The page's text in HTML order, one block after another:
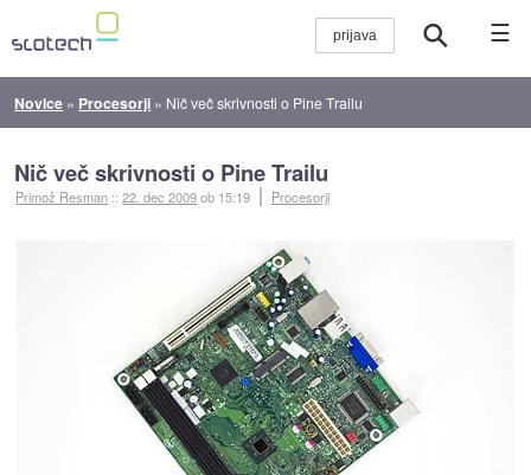
☰
Novice » Procesorji » Nič več skrivnosti o Pine Trailu
Nič več skrivnosti o Pine Trailu
Primož Resman ::22. dec 2009ob 15:19 Procesorji